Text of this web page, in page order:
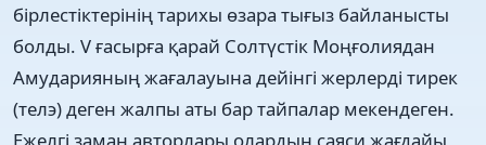
бірлестіктерінің тарихы өзара тығыз байланысты
болды. V ғасырға қарай Солтүстік Моңғолиядан
Амударияның жағалауына дейінгі жерлерді тирек
(телэ) деген жалпы аты бар тайпалар мекендеген.
Ежелгі заман авторлары олардың саяси жағдайы